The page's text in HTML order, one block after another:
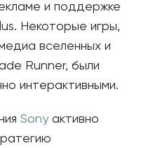
и поддержке
Некоторые игры,
вселенных и
Runner, были
интерактивными.
Sonyактивно